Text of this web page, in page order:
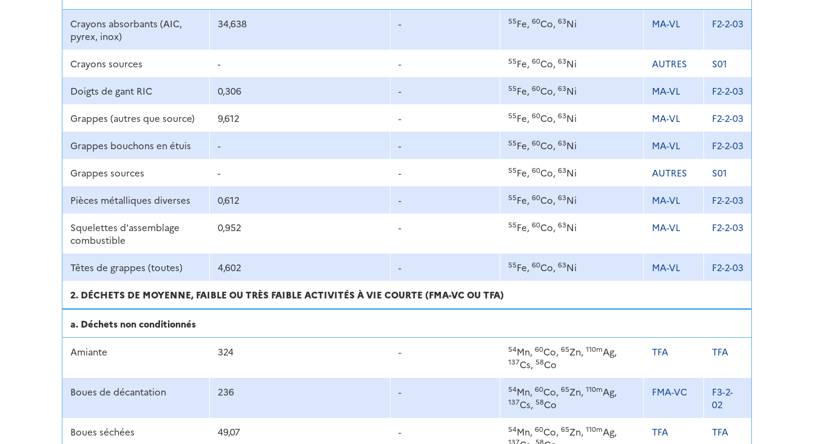
Crayons absorbants (AIC,
pyrex, inox)
34,638 - 55Fe, 60Co, 63Ni MA-VL F2-2-03
Crayons sources - - 55Fe, 60Co, 63Ni AUTRES S01
Doigts de gant RIC 0,306 - 55Fe, 60Co, 63Ni MA-VL F2-2-03
Grappes (autres que source) 9,612 - 55Fe, 60Co, 63Ni MA-VL F2-2-03
Grappes bouchons en étuis - - 55Fe, 60Co, 63Ni MA-VL F2-2-03
Grappes sources - - 55Fe, 60Co, 63Ni AUTRES S01
Pièces métalliques diverses 0,612 - 55Fe, 60Co, 63Ni MA-VL F2-2-03
Squelettes d'assemblage
combustible
0,952 - 55Fe, 60Co, 63Ni MA-VL F2-2-03
Têtes de grappes (toutes) 4,602 - 55Fe, 60Co, 63Ni MA-VL F2-2-03
2. DÉCHETS DE MOYENNE, FAIBLE OU TRÈS FAIBLE ACTIVITÉS À VIE COURTE (FMA-VC OU TFA)
a. Déchets non conditionnés
Amiante 324 - 54Mn, 60Co, 65Zn, 110mAg,
137Cs, 58Co
TFA TFA
Boues de décantation 236 - 54Mn, 60Co, 65Zn, 110mAg,
137Cs, 58Co
FMA-VC
F3-2-
02
Boues séchées 49,07 - 54Mn, 60Co, 65Zn, 110mAg,
137 58
TFA TFA